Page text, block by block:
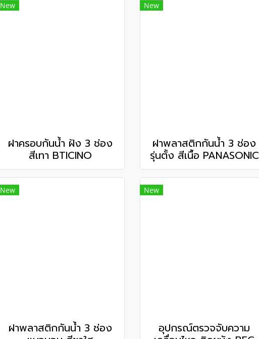
New
ฝาครอบกันน้ำ ฝัง 3 ช่อง
สีเทา BTICINO
New
ฝาพลาสติกกันน้ำ 3 ช่อง
รุ่นตั้ง สีเนื้อ PANASONIC
New
ฝาพลาสติกกันน้ำ 3 ช่อง
New
อุปกรณ์ตรวจจับความ